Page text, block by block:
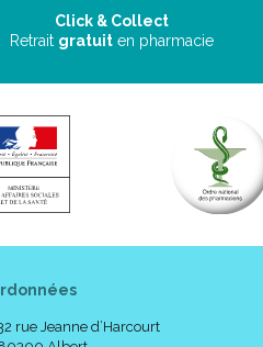
Click & Collect
Retrait gratuit en pharmacie
rue Jeanne d’Harcourt